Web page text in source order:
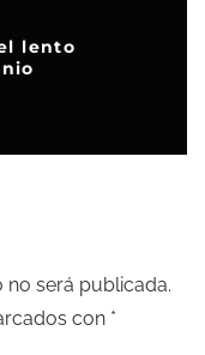
lento
será publicada.
con *